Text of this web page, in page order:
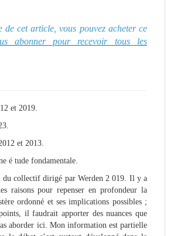
cet article, vous pouvez acheter ce
abonner pour recevoir tous les
et 2019.
et 2013.
é tude fondamentale.
du collectif dirigé par Werden 2 019. Il y a
raisons pour repenser en profondeur la
ordonné et ses implications possibles ;
il faudrait apporter des nuances que
aborder ici. Mon information est partielle